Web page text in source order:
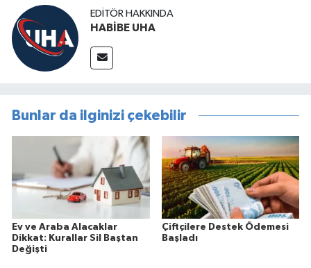
EDITÖR HAKKINDA
HABİBE UHA
Bunlar da ilginizi çekebilir
Ev ve Araba Alacaklar
Dikkat: Kurallar Sil Baştan
Değişti
Çiftçilere Destek Ödemesi
Başladı